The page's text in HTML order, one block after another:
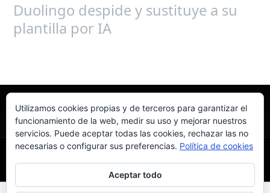
Duolingo despide y sustituye a su
plantilla por IA
Utilizamos cookies propias y de terceros para garantizar el
funcionamiento de la web, medir su uso y mejorar nuestros
servicios. Puede aceptar todas las cookies, rechazar las no
necesarias o configurar sus preferencias. Política de cookies
Aceptar todo